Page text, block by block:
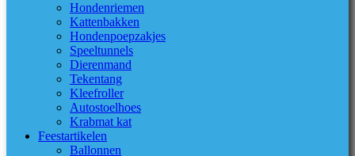
Hondenriemen
Kattenbakken
Hondenpoepzakjes
Speeltunnels
Dierenmand
Tekentang
Kleefroller
Autostoelhoes
Krabmat kat
Feestartikelen
Ballonnen